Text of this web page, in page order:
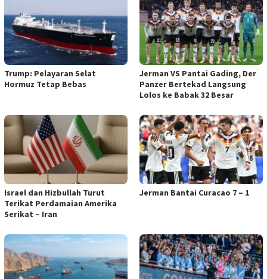
Trump: Pelayaran Selat
Hormuz Tetap Bebas
Jerman VS Pantai Gading, Der
Panzer Bertekad Langsung
Lolos ke Babak 32 Besar
Israel dan Hizbullah Turut
Terikat Perdamaian Amerika
Serikat – Iran
Jerman Bantai Curacao 7 – 1